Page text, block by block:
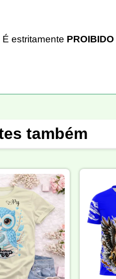
estritamente PROIBIDO
também